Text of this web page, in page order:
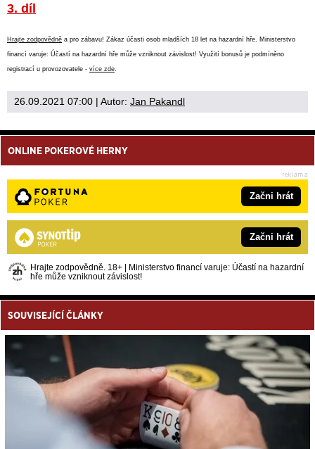
3. díl
Hrajte zodpovědně a pro zábavu! Zákaz účasti osob mladších 18 let na hazardní hře. Ministerstvo
financí varuje: Účastí na hazardní hře může vzniknout závislost! Využití bonusů je podmíněno
registrací u provozovatele - více zde
26.09.2021 07:00 | Autor: Jan Pakandl
ONLINE POKEROVÉ HERNY
Začni hrát
Začni hrát
Hrajte zodpovědně. 18+ | Ministerstvo financí varuje: Účastí na hazardní
hře může vzniknout závislost!
SOUVISEJÍCÍ ČLÁNKY